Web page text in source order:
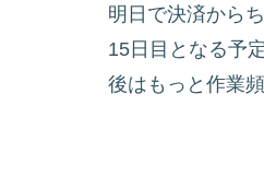
明日で決済から
15日目となる予
後はもっと作業